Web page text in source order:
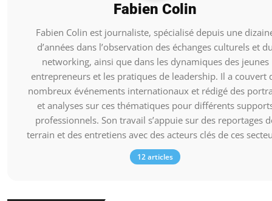
Fabien Colin
Fabien Colin est journaliste, spécialisé depuis une
d’années dans l’observation des échanges culturels et
networking, ainsi que dans les dynamiques des jeunes
entrepreneurs et les pratiques de leadership. Il a couvert
nombreux événements internationaux et rédigé des
et analyses sur ces thématiques pour différents
professionnels. Son travail s’appuie sur des reportages
terrain et des entretiens avec des acteurs clés de ces
12 articles